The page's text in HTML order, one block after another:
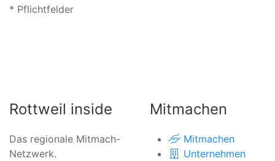
* Pflichtfelder
Rottweil inside
Das regionale Mitmach-
Netzwerk.
Mitmachen
Mitmachen
Unternehmen